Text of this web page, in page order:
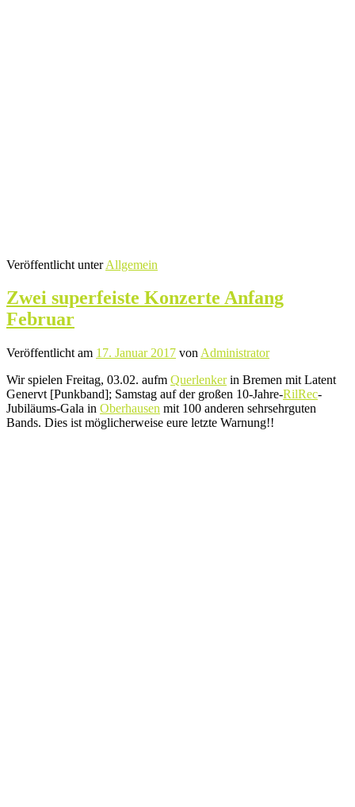
Veröffentlicht unter Allgemein
Zwei superfeiste Konzerte Anfang
Februar
Veröffentlicht am 17. Januar 2017 von Administrator
Wir spielen Freitag, 03.02. aufm Querlenkerin Bremen mit Latent
Genervt [Punkband]; Samstag auf der großen 10-Jahre-RilRec-
Jubiläums-Gala in Oberhausen mit 100 anderen sehrsehrguten
Bands. Dies ist möglicherweise eure letzte Warnung!!